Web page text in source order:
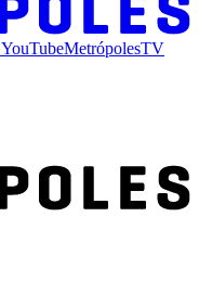
YouTubeMetrópolesTV